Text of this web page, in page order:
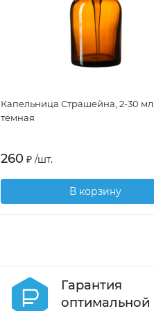
Капельница Страшейна, 2-30
темная
260 ₽ /шт.
В корзину
Гарантия